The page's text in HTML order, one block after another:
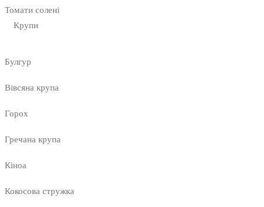
Томати солені
Крупи
Булгур
Вівсяна крупа
Горох
Гречана крупа
Кіноа
Кокосова стружка